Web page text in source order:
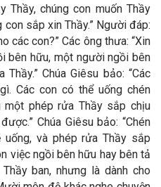
Thầy, chúng con muốn Thầy
sắp xin Thầy.” Người đáp:
các con?” Các ông thưa: “Xin
bên hữu, một người ngồi bên
Chúa Giêsu bảo: “Các
Các con có thể uống chén
một phép rửa Thầy sắp chịu
Chúa Giêsu bảo: “Chén
và phép rửa Thầy sắp
việc ngồi bên hữu hay bên tả
ban, nhưng là dành cho